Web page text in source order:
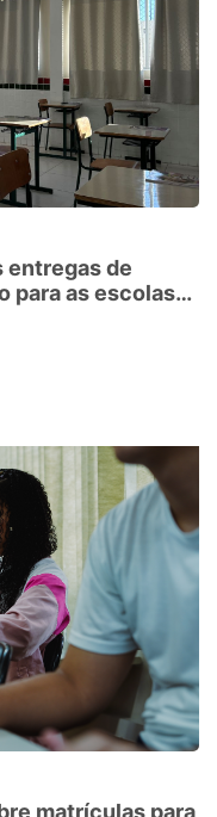
entregas de
para as escolas
matrículas para